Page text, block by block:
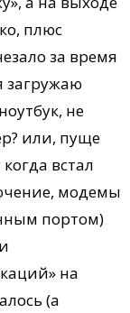
плюс
за время
загружаю
не
или, пуще
встал
модемы
портом)
на
(а